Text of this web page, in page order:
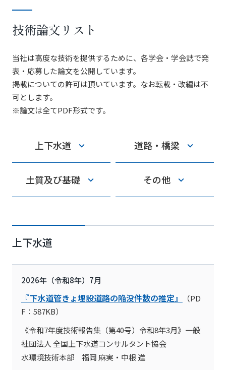
技術論文リスト
当社は高度な技術を提供するために、各学会・学会誌で発
表・応募した論文を公開しています。
掲載についての許可は頂いています。なお転載・改編は不
可とします。
※論文は全てPDF形式です。
上下水道 道路・橋梁
土質及び基礎 その他
上下水道
2026年（令和8年）7月
『下水道管きょ埋設道路の陥没件数の推定』
（PD
F：587KB）
《令和7年度技術報告集（第40号）令和8年3月》一般
社団法人 全国上下水道コンサルタント協会
水環境技術本部 福岡 麻実・中根 進